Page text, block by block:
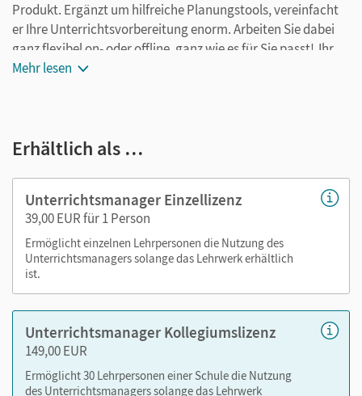
Produkt. Ergänzt um hilfreiche Planungstools, vereinfacht
er Ihre Unterrichtsvorbereitung enorm. Arbeiten Sie dabei
ganz flexibel on- oder offline, ganz wie es für Sie passt! Ihr
Unterrichtsmanager enthält:
Videos
Lösungen
editierbare Kopiervorlagen
editierbarer Stoffverteilungsplan
Nutzen Sie den Unterrichtsmanager auf lernen.cornelsen.de
oder über die Cornelsen Lernen App.
Mehr lesen
Erhältlich als …
Unterrichtsmanager Einzellizenz
39,00 EUR für 1 Person
Ermöglicht einzelnen Lehrpersonen die Nutzung des
Unterrichtsmanagers solange das Lehrwerk erhältlich
ist.
Unterrichtsmanager Kollegiumslizenz
149,00 EUR
Ermöglicht 30 Lehrpersonen einer Schule die Nutzung
des Unterrichtsmanagers solange das Lehrwerk